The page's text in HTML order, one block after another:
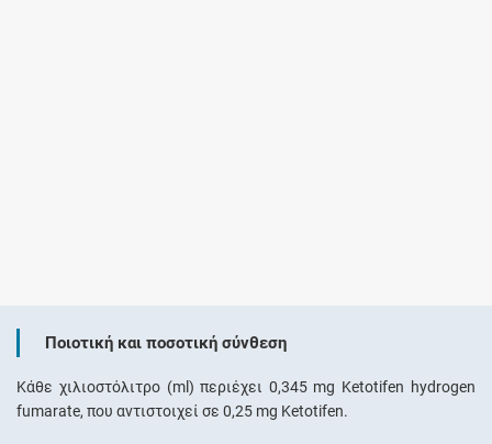
Ποιοτική και ποσοτική σύνθεση
Κάθε χιλιοστόλιτρο (ml) περιέχει 0,345 mg Ketotifen hydrogen
fumarate, που αντιστοιχεί σε 0,25 mg Ketotifen.